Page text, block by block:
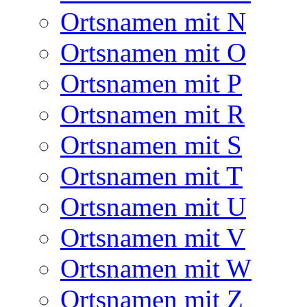
Ortsnamen mit N
Ortsnamen mit O
Ortsnamen mit P
Ortsnamen mit R
Ortsnamen mit S
Ortsnamen mit T
Ortsnamen mit U
Ortsnamen mit V
Ortsnamen mit W
Ortsnamen mit Z